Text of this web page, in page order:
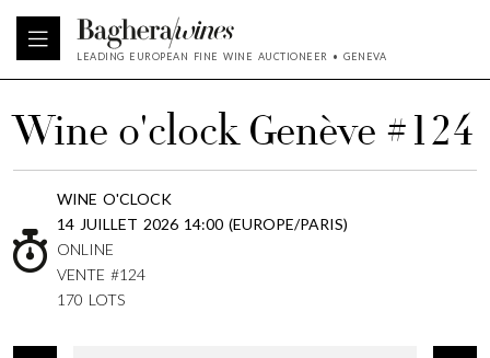
LEADING EUROPEAN FINE WINE AUCTIONEER • GENEVA
Wine o'clock Genève #124
WINE O'CLOCK
14 JUILLET 2026 14:00 (EUROPE/PARIS)
ONLINE
VENTE #124
170 LOTS